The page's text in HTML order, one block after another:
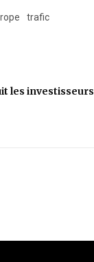
trafic
les investisseurs